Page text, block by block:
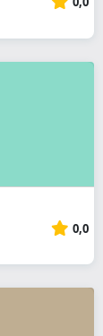
0,0